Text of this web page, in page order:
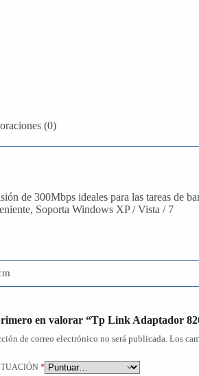
(0)
de 300Mbps ideales para las tareas de
Soporta Windows XP / Vista / 7
en valorar “Tp Link Adaptador
de correo electrónico no será publicada. Los
*